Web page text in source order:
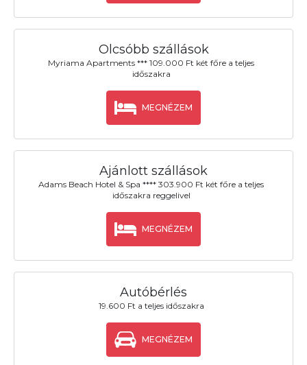
Olcsóbb szállások
Myriama Apartments *** 109.000 Ft két főre a teljes
időszakra
MEGNÉZEM
Ajánlott szállások
Adams Beach Hotel & Spa **** 303.900 Ft két főre a teljes
időszakra reggelivel
MEGNÉZEM
Autóbérlés
19.600 Ft a teljes időszakra
MEGNÉZEM